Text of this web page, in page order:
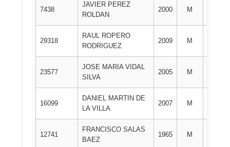
7438
JAVIER PEREZ
ROLDAN
2000 M
29318
RAUL ROPERO
RODRIGUEZ
2009 M
23577
JOSE MARIA VIDAL
SILVA
2005 M
16099
DANIEL MARTIN DE
LA VILLA
2007 M
12741
FRANCISCO SALAS
BAEZ
1965 M